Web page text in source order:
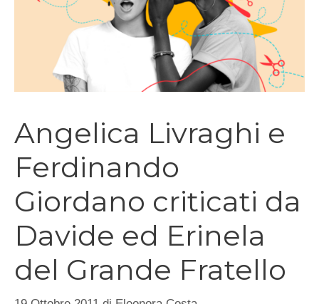
Angelica Livraghi e
Ferdinando
Giordano criticati da
Davide ed Erinela
del Grande Fratello